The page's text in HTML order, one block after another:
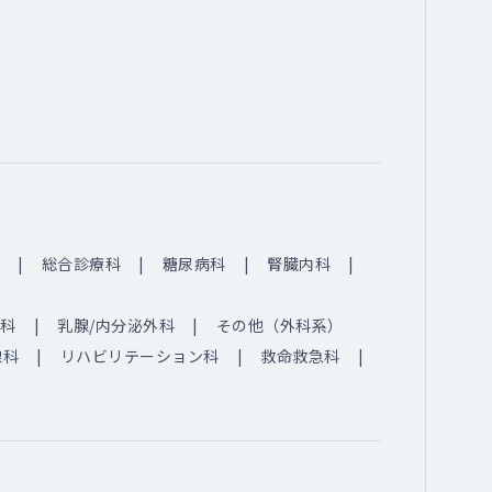
総合診療科 糖尿病科 腎臓内科
乳腺/内分泌外科
その他（外科系）
リハビリテーション科 救命救急科